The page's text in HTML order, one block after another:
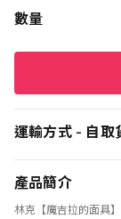
數量
運輸方式 - 自取
產品簡介
林克【魔吉拉的面具